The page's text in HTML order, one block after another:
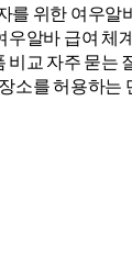
를 위한 여우알
우알바 급여 체
비교 자주 묻는
소를 허용하는